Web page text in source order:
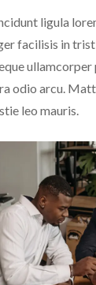
ligula
facilisis in
ullamcorper
odio arcu.
leo mauris.